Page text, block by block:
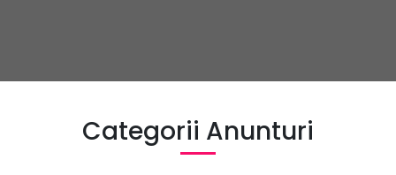
Categorii Anunturi